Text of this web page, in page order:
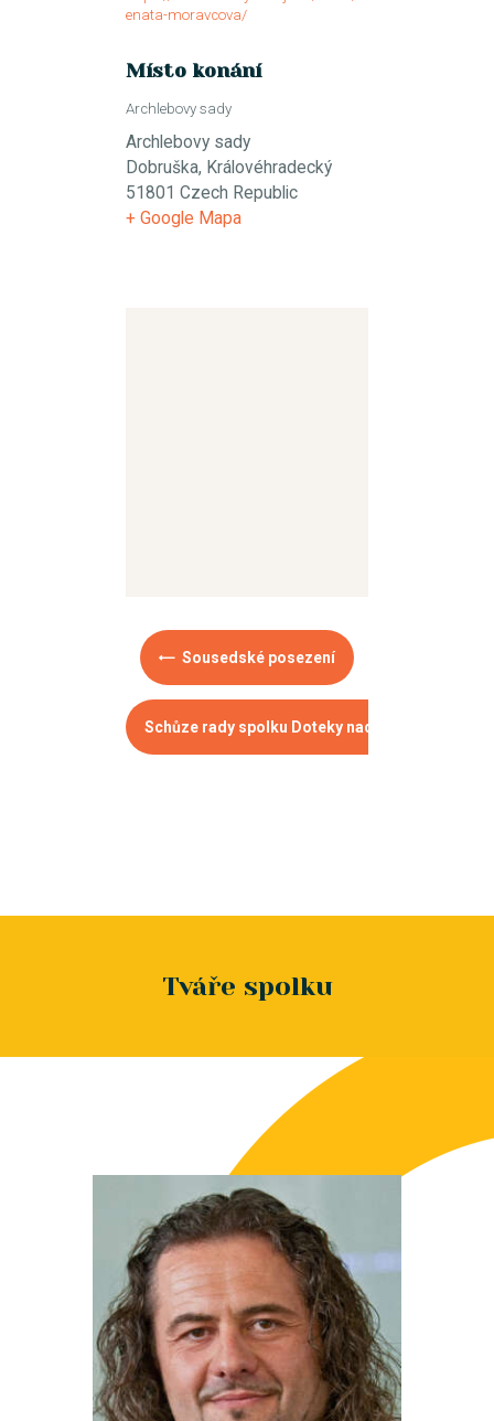
enata-moravcova/
Místo konání
Archlebovy sady
Archlebovy sady
Dobruška, Královéhradecký
51801 Czech Republic
+ Google Mapa
Sousedské posezení
Schůze rady spolku Doteky naděje z. s.
Tváře spolku